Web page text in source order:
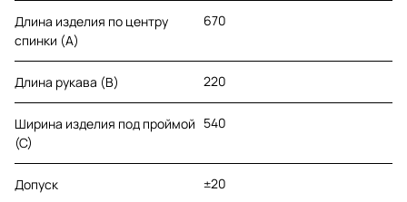
Длина изделия по центру
спинки (A)
670
Длина рукава (B) 220
Ширина изделия под проймой
(С)
540
Допуск ±20